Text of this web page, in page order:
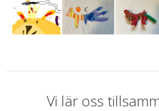
Vi lär oss